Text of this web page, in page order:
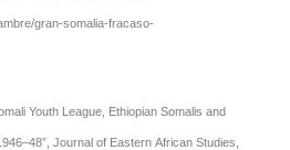
gran-somalia-fracaso-
Youth League, Ethiopian Somalis and
Journal of Eastern African Studies,